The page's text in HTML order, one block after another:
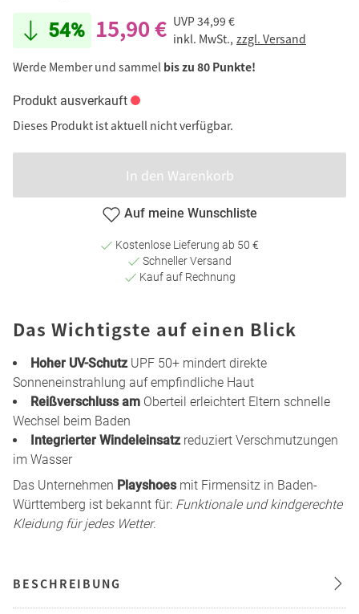
54% 15,90 € UVP34,99 €
inkl. MwSt., zzgl. Versand
Werde Member und sammel bis zu 80 Punkte!
Produkt ausverkauft
Dieses Produkt ist aktuell nicht verfügbar.
In den Warenkorb
Auf meine Wunschliste
Kostenlose Lieferung ab 50 €
Schneller Versand
Kauf auf Rechnung
Das Wichtigste auf einen Blick
Hoher UV-SchutzUPF 50+ mindert direkte
Sonneneinstrahlung auf empfindliche Haut
Reißverschluss am Oberteil erleichtert Eltern schnelle
Wechsel beim Baden
Integrierter Windeleinsatzreduziert Verschmutzungen
im Wasser
Das Unternehmen Playshoesmit Firmensitz in Baden-
Württemberg ist bekannt für: Funktionale und kindgerechte
Kleidung für jedes Wetter.
BESCHREIBUNG